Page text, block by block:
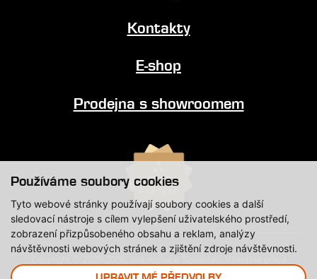
Používáme soubory cookies
Tyto webové stránky používají soubory cookies a další
sledovací nástroje s cílem vylepšení uživatelského prostředí,
zobrazení přizpůsobeného obsahu a reklam, analýzy
návštěvnosti webových stránek a zjištění zdroje návštěvnosti.
Kontakty
E-shop
Prodejna s showroomem
vyhrazena.